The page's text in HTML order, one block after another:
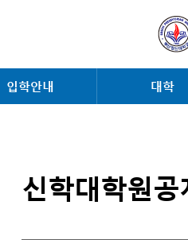
입학안내 대학
신학대학원